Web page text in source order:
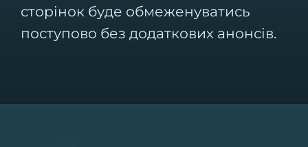
сторінок буде обмеженуватись
поступово без додаткових анонсів.